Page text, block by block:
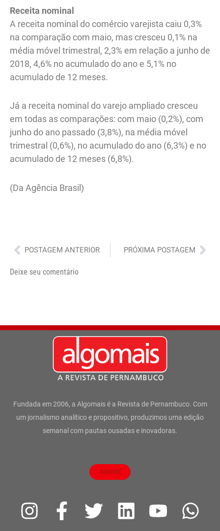
Receita nominal
A receita nominal do comércio varejista caiu 0,3%
na comparação com maio, mas cresceu 0,1% na
média móvel trimestral, 2,3% em relação a junho de
2018, 4,6% no acumulado do ano e 5,1% no
acumulado de 12 meses.
Já a receita nominal do varejo ampliado cresceu
em todas as comparações: com maio (0,2%), com
junho do ano passado (3,8%), na média móvel
trimestral (0,6%), no acumulado do ano (6,3%) e no
acumulado de 12 meses (6,8%).
(Da Agência Brasil)
Anterior
POSTAGEM ANTERIOR PRÓXIMA POSTAGEM
Deixe seu comentário
Fundada em 2006, a Algomais é a Revista de Pernambuco. Com
um jornalismo analítico e propositivo, produzimos uma edição
semanal com pautas ousadas e inovadoras.
ASSINE
I
F
T
L
Y
W